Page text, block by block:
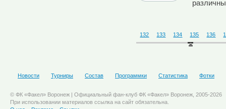
132 133 134 135 136
Новости Турниры Состав Программки Статистика Фотки
© ФК «Факел» Воронеж | Официальный фан-клуб ФК «Факел» Воронеж, 2005-2026
При использовании материалов ссылка на сайт обязательна.